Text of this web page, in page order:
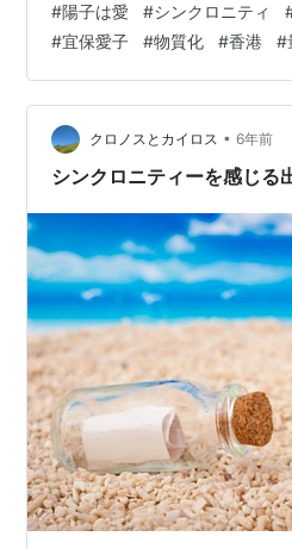
遅くまで残業をしていた時、 宜
見ていて、 背中がぞくぞくし
今回は昼間だし、大丈夫だろ
ら、 背中がゾクゾクしてきた
立ってますよ！」 と指差す宜保
い。 と、急に電話…
#陽子は愛 #シンクロニティ
#宜保愛子 #物質化 #香港 #
クロノスとカイロス • 6年前
シンクロニティーを感じる